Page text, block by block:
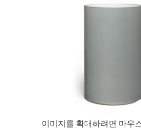
이미지를 확대하려면 마우